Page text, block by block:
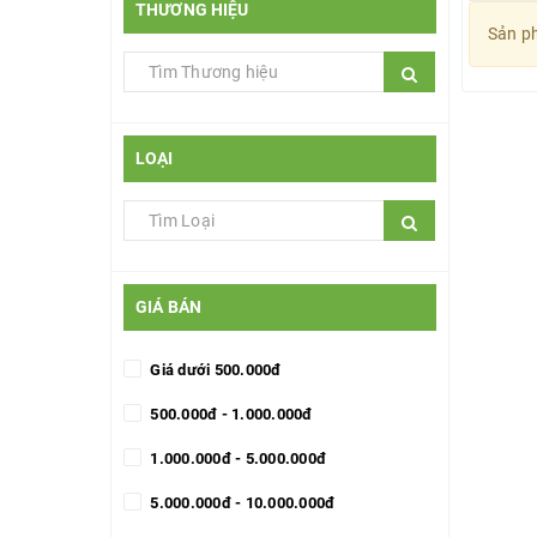
THƯƠNG HIỆU
LOẠI
GIÁ BÁN
Giá dưới 500.000đ
500.000đ - 1.000.000đ
1.000.000đ - 5.000.000đ
5.000.000đ - 10.000.000đ
Sản